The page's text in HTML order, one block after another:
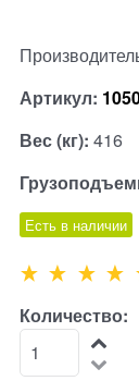
Артикул:
Вес (кг): 416
Есть в наличии
Количество: